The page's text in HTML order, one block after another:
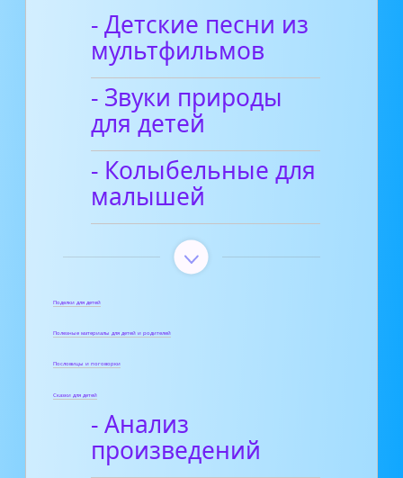
- Детские песни из
мультфильмов
- Звуки природы
для детей
- Колыбельные для
малышей
Поделки для детей
Полезные материалы для детей и родителей
Пословицы и поговорки
Сказки для детей
- Анализ
произведений